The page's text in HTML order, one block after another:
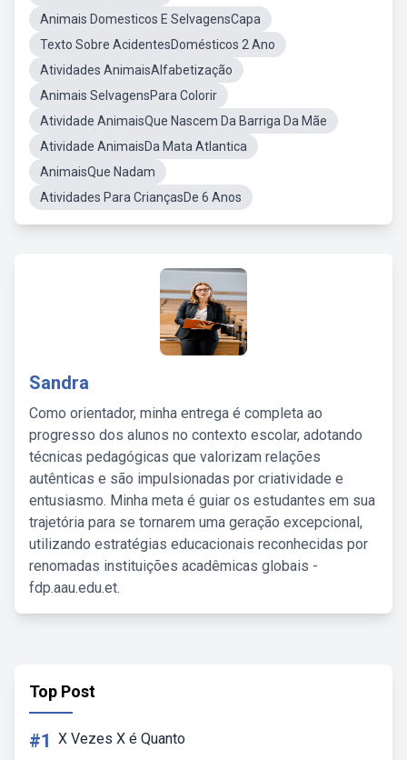
Animais Domesticos E SelvagensCapa
Texto Sobre AcidentesDomésticos 2 Ano
Atividades AnimaisAlfabetização
Animais SelvagensPara Colorir
Atividade AnimaisQue Nascem Da Barriga Da Mãe
Atividade AnimaisDa Mata Atlantica
AnimaisQue Nadam
Atividades Para CriançasDe 6 Anos
Sandra
Como orientador, minha entrega é completa ao
progresso dos alunos no contexto escolar, adotando
técnicas pedagógicas que valorizam relações
autênticas e são impulsionadas por criatividade e
entusiasmo. Minha meta é guiar os estudantes em sua
trajetória para se tornarem uma geração excepcional,
utilizando estratégias educacionais reconhecidas por
renomadas instituições acadêmicas globais -
fdp.aau.edu.et.
Top Post
#1 X Vezes X é Quanto